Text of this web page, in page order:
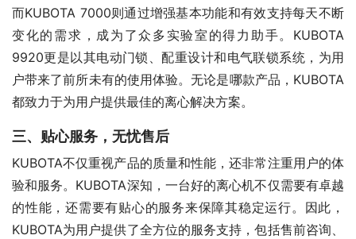
而KUBOTA 7000则通过增强基本功能和有效支持每天不断
变化的需求，成为了众多实验室的得力助手。KUBOTA
9920更是以其电动门锁、配重设计和电气联锁系统，为用
户带来了前所未有的使用体验。无论是哪款产品，KUBOTA
都致力于为用户提供最佳的离心解决方案。
三、贴心服务，无忧售后
KUBOTA不仅重视产品的质量和性能，还非常注重用户的体
验和服务。KUBOTA深知，一台好的离心机不仅需要有卓越
的性能，还需要有贴心的服务来保障其稳定运行。因此，
KUBOTA为用户提供了全方位的服务支持，包括售前咨询、